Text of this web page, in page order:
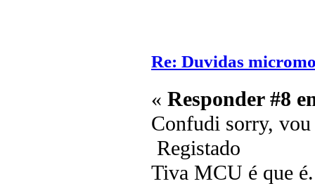
Re: Duvidas
« Responder #8
Confudi sorry,
Registado
Tiva MCU é que é.